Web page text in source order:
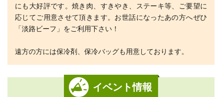
にも大好評です。焼き肉、すきやき、ステーキ等、ご要望に
応じてご用意させて頂きます。お世話になったあの方へぜひ
「淡路ビーフ」をご利用下さい！
遠方の方には保冷剤、保冷バッグも用意しております。
イベント情報